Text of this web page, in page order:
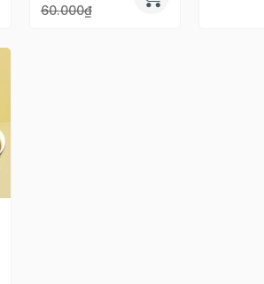
60.000₫